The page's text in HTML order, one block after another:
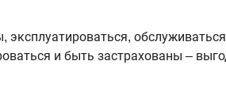
эксплуатироваться,
и быть застрахованы –